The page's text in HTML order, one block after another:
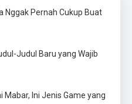
Nggak Pernah Cukup Buat
Judul Baru yang Wajib
Mabar, Ini Jenis Game yang